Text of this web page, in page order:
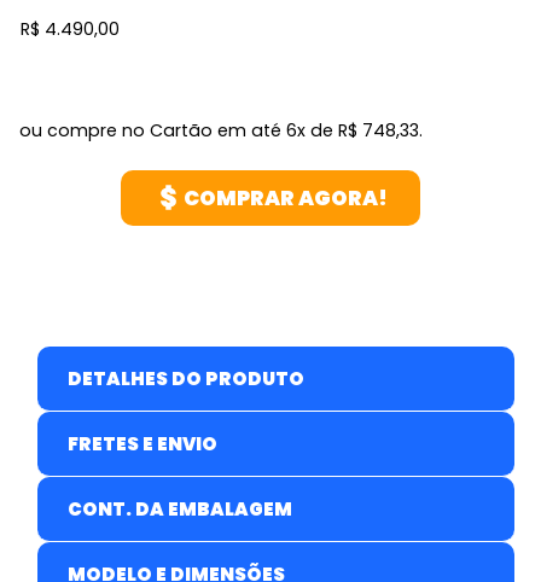
R$ 4.490,00
ou compre no Cartão em até 6x de R$ 748,33.
DETALHES DO PRODUTO
FRETES E ENVIO
CONT. DA EMBALAGEM
MODELO E DIMENSÕES
COMPRAR AGORA!